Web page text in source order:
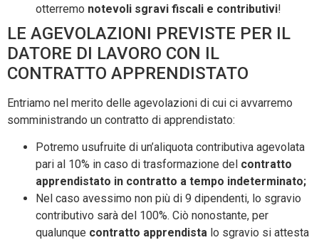
otterremo notevoli sgravi fiscali e contributivi!
LE AGEVOLAZIONI PREVISTE PER IL
DATORE DI LAVORO CON IL
CONTRATTO APPRENDISTATO
Entriamo nel merito delle agevolazioni di cui ci avvarremo
somministrando un contratto di apprendistato:
Potremo usufruite di un’aliquota contributiva agevolata
pari al 10% in caso di trasformazione del contratto
apprendistato in contratto a tempo indeterminato;
Nel caso avessimo non più di 9 dipendenti, lo sgravio
contributivo sarà del 100%. Ciò nonostante, per
qualunque contratto apprendista lo sgravio si attesta